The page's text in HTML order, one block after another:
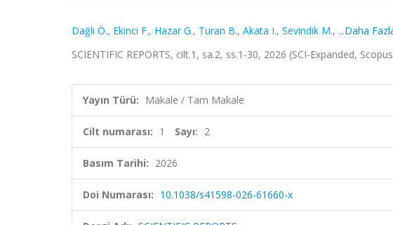
Dağlı Ö., Ekinci F., Hazar G., Turan B., Akata I., Sevindik M., ...Daha
SCIENTIFIC REPORTS, cilt.1, sa.2, ss.1-30, 2026 (SCI-Expanded,
Yayın Türü: Makale / Tam Makale
Cilt numarası: 1 Sayı: 2
Basım Tarihi: 2026
Doi Numarası: 10.1038/s41598-026-61660-x